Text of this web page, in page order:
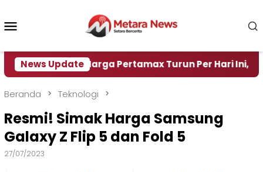
konten
News Update
Harga Pertamax Turun Per Hari Ini, Segini
Beranda Teknologi
Resmi! Simak Harga Samsung
Galaxy Z Flip 5 dan Fold 5
27/07/2023